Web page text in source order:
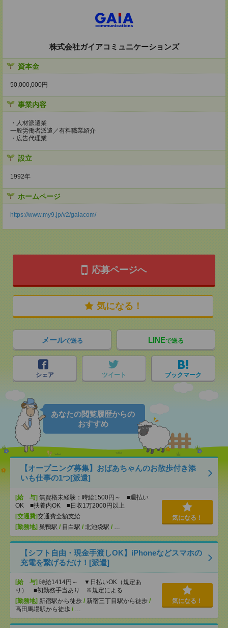
株式会社ガイアコミュニケーションズ
資本金
50,000,000円
事業内容
・人材派遣業
一般労働者派遣／有料職業紹介
・広告代理業
設立
1992年
ホームページ
https://www.my9.jp/v2/gaiacom/
応募ページへ
気になる！
メールで送る LINEで送る
シェア ツイート ブックマーク
あなたの閲覧履歴からの
おすすめ
【オープニング募集】おばあちゃんのお散歩付き添
いも仕事の1つ[派遣]
[給 与] 無資格未経験：時給1500円～ ■週払い
OK ■扶養内OK ■日収1万2000円以上
[交通費]交通費全額支給
[勤務地] 巣鴨駅 / 目白駅 / 北池袋駅 / …
気になる！
【シフト自由・現金手渡しOK】iPhoneなどスマホの
充電を繋げるだけ！[派遣]
[給 与] 時給1414円～ ▼日払いOK（規定あ
り） ■初勤務手当あり ※規定による
[勤務地] 新宿駅から徒歩 / 新宿三丁目駅から徒歩 /
高田馬場駅から徒歩 / …
気になる！